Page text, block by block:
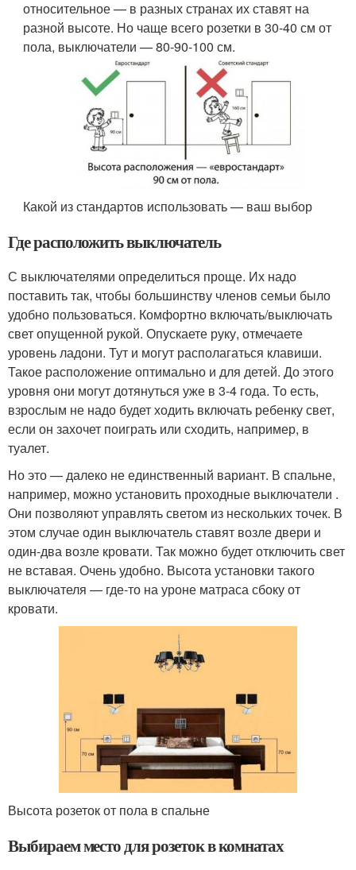
относительное — в разных странах их ставят на
разной высоте. Но чаще всего розетки в 30-40 см от
пола, выключатели — 80-90-100 см.
Какой из стандартов использовать — ваш выбор
Где расположить выключатель
С выключателями определиться проще. Их надо
поставить так, чтобы большинству членов семьи было
удобно пользоваться. Комфортно включать/выключать
свет опущенной рукой. Опускаете руку, отмечаете
уровень ладони. Тут и могут располагаться клавиши.
Такое расположение оптимально и для детей. До этого
уровня они могут дотянуться уже в 3-4 года. То есть,
взрослым не надо будет ходить включать ребенку свет,
если он захочет поиграть или сходить, например, в
туалет.
Но это — далеко не единственный вариант. В спальне,
например, можно установить проходные выключатели .
Они позволяют управлять светом из нескольких точек. В
этом случае один выключатель ставят возле двери и
один-два возле кровати. Так можно будет отключить свет
не вставая. Очень удобно. Высота установки такого
выключателя — где-то на уроне матраса сбоку от
кровати.
Высота розеток от пола в спальне
Выбираем место для розеток в комнатах